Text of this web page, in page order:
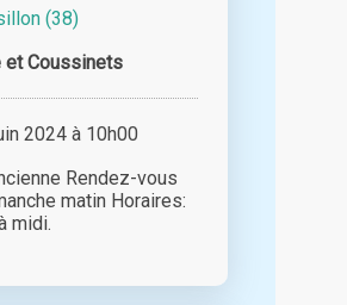
(38)
et Coussinets
2024 à 10h00
Rendez-vous
matin Horaires:
midi.